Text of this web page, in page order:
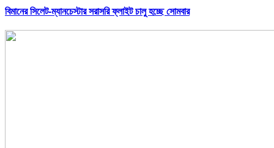
বিমানের সিলেট-ম্যানচেস্টার সরাসরি ফ্লাইট চালু হচ্ছে সোমবার